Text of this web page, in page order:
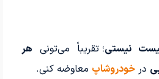
نیستی؛ تقریباً می‌تونی هر
در خودروشاپ معاوضه کنی.